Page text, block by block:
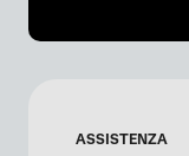
ASSISTENZA